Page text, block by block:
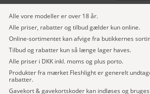
Alle vore modeller er over 18 år.
Alle priser, rabatter og tilbud gælder kun online.
Online-sortimentet kan afvige fra butikkernes
Tilbud og rabatter kun så længe lager haves.
Alle priser i DKK inkl. moms og plus porto.
Produkter fra mærket Fleshlight er generelt
rabatter.
Gavekort & gavekortskoder kan indløses og